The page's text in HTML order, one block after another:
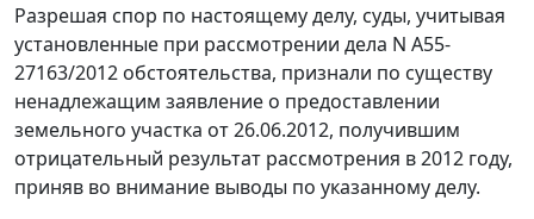
Разрешая спор по настоящему делу, суды, учитывая
установленные при рассмотрении дела N А55-
27163/2012 обстоятельства, признали по существу
ненадлежащим заявление о предоставлении
земельного участка от 26.06.2012, получившим
отрицательный результат рассмотрения в 2012 году,
приняв во внимание выводы по указанному делу.